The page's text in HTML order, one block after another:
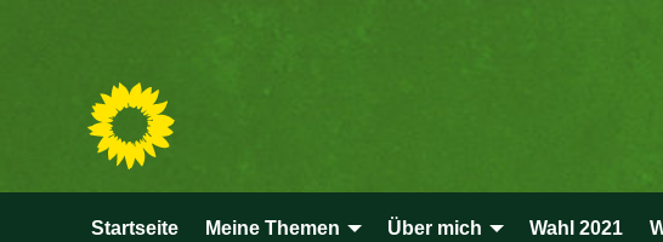
Startseite Meine Themen Über mich Wahl 2021